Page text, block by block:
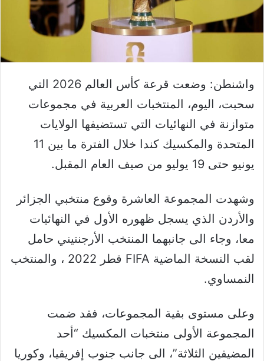
واشنطن: وضعت قرعة كأس العالم 2026 التي
سحبت، اليوم، المنتخبات العربية في مجموعات
متوازنة في النهائيات التي تستضيفها الولايات
المتحدة والمكسيك كندا خلال الفترة ما بين 11
يونيو حتى 19 يوليو من صيف العام المقبل.
وشهدت المجموعة العاشرة وقوع منتخبي الجزائر
والأردن الذي يسجل ظهوره الأول في النهائيات
معا، وجاء الى جانبهما المنتخب الأرجنتيني حامل
لقب النسخة الماضية FIFA قطر 2022 ، والمنتخب
النمساوي.
وعلى مستوى بقية المجموعات، فقد ضمت
المجموعة الأولى منتخبات المكسيك “أحد
المضيفين الثلاثة”، الى جانب جنوب إفريقيا، وكوريا